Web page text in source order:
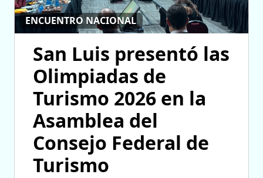
ENCUENTRO NACIONAL
San Luis presentó las
Olimpiadas de
Turismo 2026 en la
Asamblea del
Consejo Federal de
Turismo